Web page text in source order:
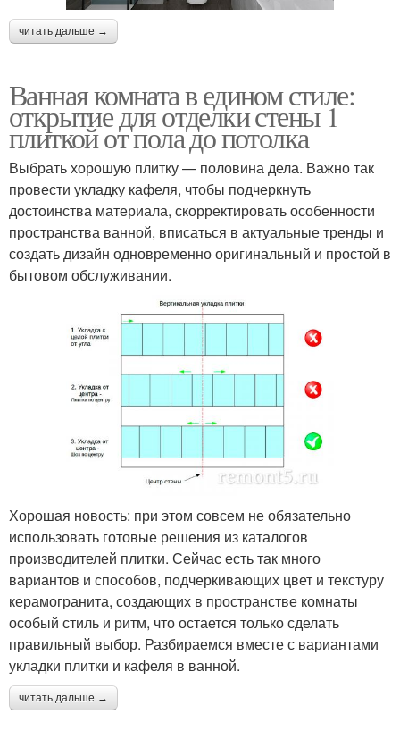
читать дальше →
Ванная комната в едином стиле:
открытие для отделки стены 1
плиткой от пола до потолка
Выбрать хорошую плитку — половина дела. Важно так
провести укладку кафеля, чтобы подчеркнуть
достоинства материала, скорректировать особенности
пространства ванной, вписаться в актуальные тренды и
создать дизайн одновременно оригинальный и простой в
бытовом обслуживании.
Хорошая новость: при этом совсем не обязательно
использовать готовые решения из каталогов
производителей плитки. Сейчас есть так много
вариантов и способов, подчеркивающих цвет и текстуру
керамогранита, создающих в пространстве комнаты
особый стиль и ритм, что остается только сделать
правильный выбор. Разбираемся вместе с вариантами
укладки плитки и кафеля в ванной.
читать дальше →